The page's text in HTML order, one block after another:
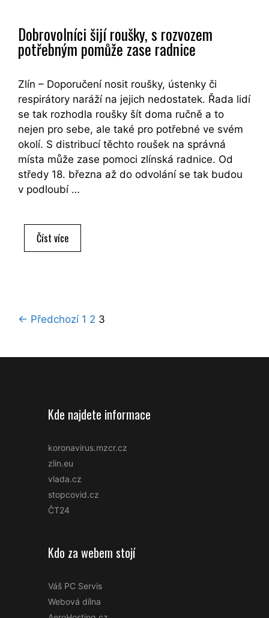
Dobrovolníci šijí roušky, s rozvozem
potřebným pomůže zase radnice
Zlín – Doporučení nosit roušky, ústenky či
respirátory naráží na jejich nedostatek. Řada lidí
se tak rozhodla roušky šít doma ručně a to
nejen pro sebe, ale také pro potřebné ve svém
okolí. S distribucí těchto roušek na správná
místa může zase pomoci zlínská radnice. Od
středy 18. března až do odvolání se tak budou
v podloubí …
Číst víceDobrovolníci
šijí
pomůže
Navigace
← Předchozí 1 2 3
Kde najdete informace
koronavirus.mzcr.cz
zlin.eu
vlada.cz
stopcovid.cz
ČT24
Kdo za webem stojí
Váš PC Servis
Webová dílna